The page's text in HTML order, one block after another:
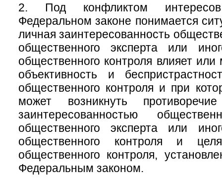
2. Под конфликтом
Федеральном законе понимается
личная заинтересованность
общественного эксперта или
общественного контроля влияет
объективность и
общественного контроля и при
может возникнуть
заинтересованностью
общественного эксперта или
общественного контроля и
общественного контроля,
Федеральным законом.